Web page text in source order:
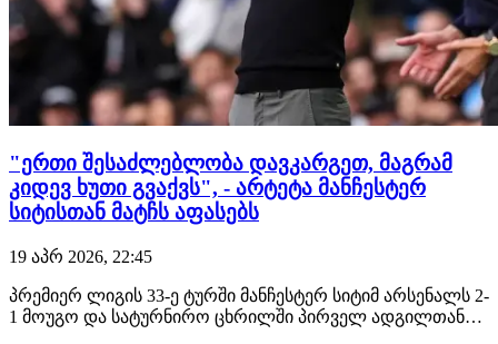
"ერთი შესაძლებლობა დავკარგეთ, მაგრამ
კიდევ ხუთი გვაქვს", - არტეტა მანჩესტერ
სიტისთან მატჩს აფასებს
19 აპრ 2026, 22:45
პრემიერ ლიგის 33-ე ტურში მანჩესტერ სიტიმ არსენალს 2-
1 მოუგო და სატურნირო ცხრილში პირველ ადგილთან